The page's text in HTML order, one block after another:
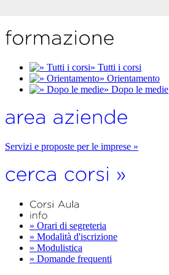
» Tutti i corsi
» Orientamento
» Dopo le medie
Servizi e proposte per le imprese »
» Orari di segreteria
» Modalità d'iscrizione
» Modulistica
» Domande frequenti